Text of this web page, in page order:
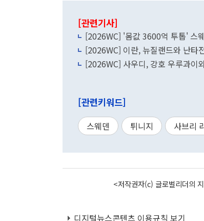
[관련기사]
[2026WC] '몸값 3600억 투톱' 스
[2026WC] 이란, 뉴질랜드와 난타
[2026WC] 사우디, 강호 우루과이
[관련키워드]
스웨덴 튀니지 사브리
<저작권자(c) 글로벌리더의
디지털뉴스콘텐츠 이용규칙 보기